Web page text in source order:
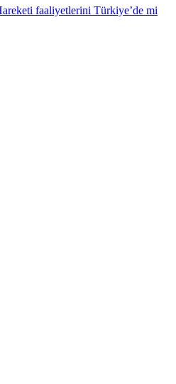
faaliyetlerini Türkiye’de mi